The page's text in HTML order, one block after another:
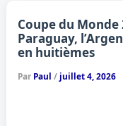
Coupe du
Paraguay,
en huitièmes
Par Paul / juillet 4, 2026